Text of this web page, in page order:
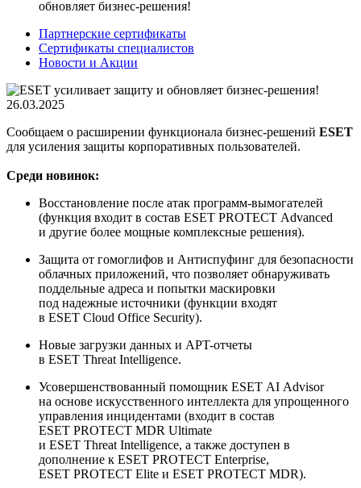
обновляет бизнес-решения!
Партнерские сертификаты
Сертификаты специалистов
Новости и Акции
26.03.2025
Сообщаем о расширении функционала бизнес-решений ESET
для усиления защиты корпоративных пользователей.
Среди новинок:
Восстановление после атак программ-вымогателей
(функция входит в состав ESET PROTECT Advanced
и другие более мощные комплексные решения).
Защита от гомоглифов и Антиспуфинг для безопасности
облачных приложений, что позволяет обнаруживать
поддельные адреса и попытки маскировки
под надежные источники (функции входят
в ESET Cloud Office Security).
Новые загрузки данных и APT-отчеты
в ESET Threat Intelligence.
Усовершенствованный помощник ESET AI Advisor
на основе искусственного интеллекта для упрощенного
управления инцидентами (входит в состав
ESET PROTECT MDR Ultimate
и ESET Threat Intelligence, а также доступен в
дополнение к ESET PROTECT Enterprise,
ESET PROTECT Elite и ESET PROTECT MDR).